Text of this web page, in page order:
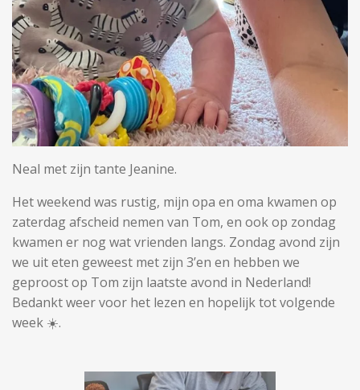
Neal met zijn tante Jeanine.
Het weekend was rustig, mijn opa en oma kwamen op
zaterdag afscheid nemen van Tom, en ook op zondag
kwamen er nog wat vrienden langs. Zondag avond zijn
we uit eten geweest met zijn 3’en en hebben we
geproost op Tom zijn laatste avond in Nederland!
Bedankt weer voor het lezen en hopelijk tot volgende
week ☀️.